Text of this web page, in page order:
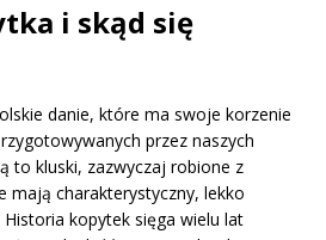
i skąd się
danie, które ma swoje korzenie
przez naszych
to kluski, zazwyczaj robione z
mają charakterystyczny, lekko
Historia kopytek sięga wielu lat